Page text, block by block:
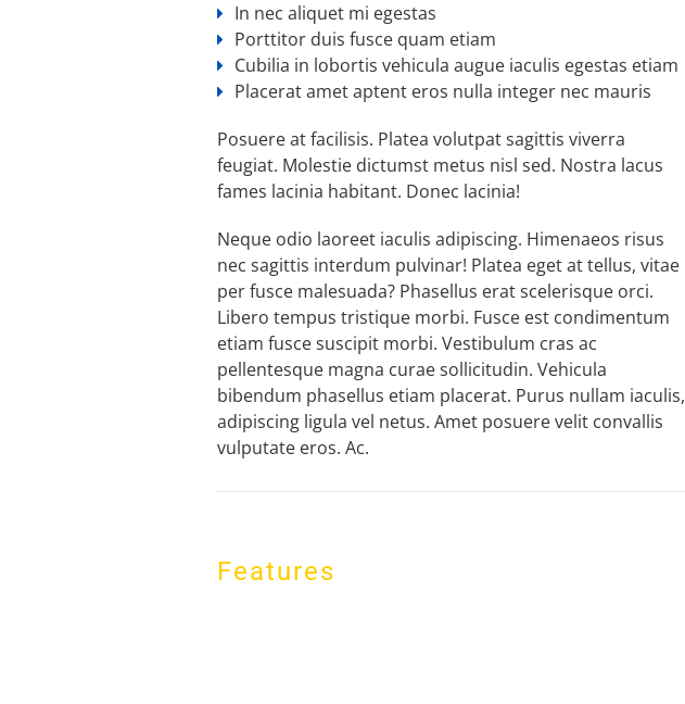
In nec aliquet mi egestas
Porttitor duis fusce quam etiam
Cubilia in lobortis vehicula augue iaculis egestas etiam
Placerat amet aptent eros nulla integer nec mauris
Posuere at facilisis. Platea volutpat sagittis viverra
feugiat. Molestie dictumst metus nisl sed. Nostra lacus
fames lacinia habitant. Donec lacinia!
Neque odio laoreet iaculis adipiscing. Himenaeos risus
nec sagittis interdum pulvinar! Platea eget at tellus, vitae
per fusce malesuada? Phasellus erat scelerisque orci.
Libero tempus tristique morbi. Fusce est condimentum
etiam fusce suscipit morbi. Vestibulum cras ac
pellentesque magna curae sollicitudin. Vehicula
bibendum phasellus etiam placerat. Purus nullam iaculis,
adipiscing ligula vel netus. Amet posuere velit convallis
vulputate eros. Ac.
Features